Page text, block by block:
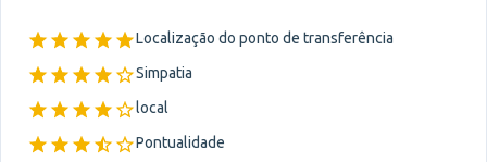
Localização do ponto de transferência
Simpatia
local
Pontualidade